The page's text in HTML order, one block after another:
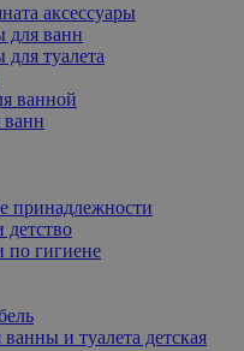
аксессуары
для ванн
для туалета
ванной
принадлежности
детство
по гигиене
и туалета детская